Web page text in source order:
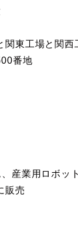
関東工場と関西
番地
産業用ロボッ
販売